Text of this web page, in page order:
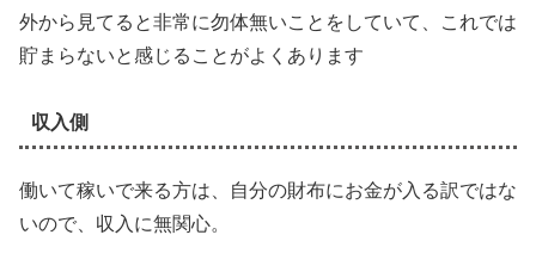
外から見てると非常に勿体無いことをしていて、これでは
貯まらないと感じることがよくあります
収入側
働いて稼いで来る方は、自分の財布にお金が入る訳ではな
いので、収入に無関心。